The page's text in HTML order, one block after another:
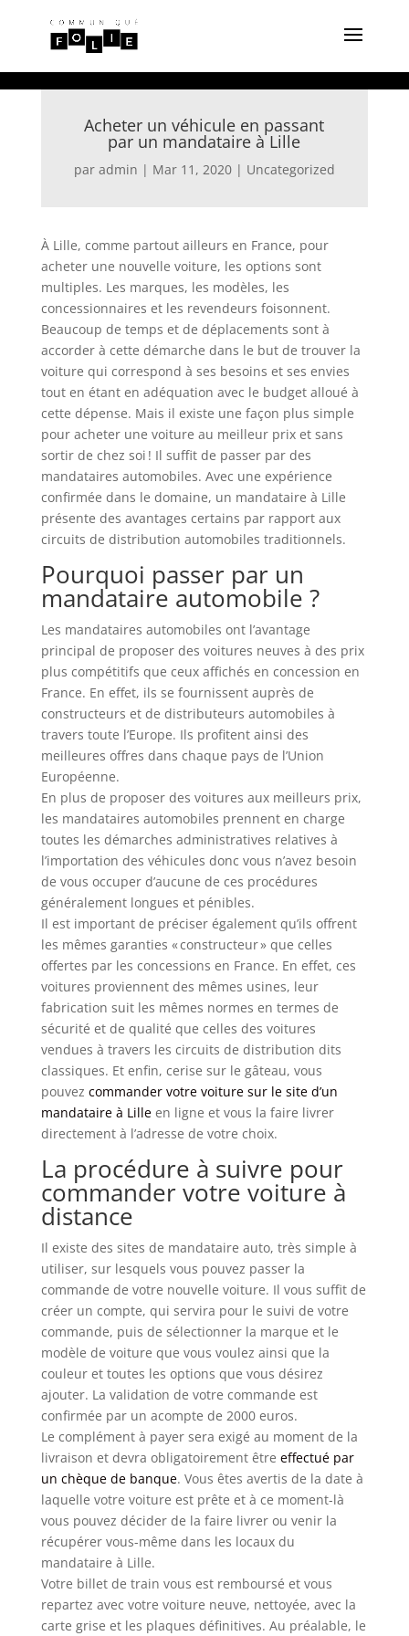
Acheter un véhicule en passant
par un mandataire à Lille
par admin | Mar 11, 2020| Uncategorized
À Lille, comme partout ailleurs en France, pour
acheter une nouvelle voiture, les options sont
multiples. Les marques, les modèles, les
concessionnaires et les revendeurs foisonnent.
Beaucoup de temps et de déplacements sont à
accorder à cette démarche dans le but de trouver la
voiture qui correspond à ses besoins et ses envies
tout en étant en adéquation avec le budget alloué à
cette dépense. Mais il existe une façon plus simple
pour acheter une voiture au meilleur prix et sans
sortir de chez soi ! Il suffit de passer par des
mandataires automobiles. Avec une expérience
confirmée dans le domaine, un mandataire à Lille
présente des avantages certains par rapport aux
circuits de distribution automobiles traditionnels.
Pourquoi passer par un
mandataire automobile ?
Les mandataires automobiles ont l’avantage
principal de proposer des voitures neuves à des prix
plus compétitifs que ceux affichés en concession en
France. En effet, ils se fournissent auprès de
constructeurs et de distributeurs automobiles à
travers toute l’Europe. Ils profitent ainsi des
meilleures offres dans chaque pays de l’Union
Européenne.
En plus de proposer des voitures aux meilleurs prix,
les mandataires automobiles prennent en charge
toutes les démarches administratives relatives à
l’importation des véhicules donc vous n’avez besoin
de vous occuper d’aucune de ces procédures
généralement longues et pénibles.
Il est important de préciser également qu’ils offrent
les mêmes garanties « constructeur » que celles
offertes par les concessions en France. En effet, ces
voitures proviennent des mêmes usines, leur
fabrication suit les mêmes normes en termes de
sécurité et de qualité que celles des voitures
vendues à travers les circuits de distribution dits
classiques. Et enfin, cerise sur le gâteau, vous
pouvez commander votre voiture sur le site d’un
mandataire à Lilleen ligne et vous la faire livrer
directement à l’adresse de votre choix.
La procédure à suivre pour
commander votre voiture à
distance
Il existe des sites de mandataire auto, très simple à
utiliser, sur lesquels vous pouvez passer la
commande de votre nouvelle voiture. Il vous suffit de
créer un compte, qui servira pour le suivi de votre
commande, puis de sélectionner la marque et le
modèle de voiture que vous voulez ainsi que la
couleur et toutes les options que vous désirez
ajouter. La validation de votre commande est
confirmée par un acompte de 2000 euros.
Le complément à payer sera exigé au moment de la
livraison et devra obligatoirement être effectué par
un chèque de banque. Vous êtes avertis de la date à
laquelle votre voiture est prête et à ce moment-là
vous pouvez décider de la faire livrer ou venir la
récupérer vous-même dans les locaux du
mandataire à Lille.
Votre billet de train vous est remboursé et vous
repartez avec votre voiture neuve, nettoyée, avec la
carte grise et les plaques définitives. Au préalable, le